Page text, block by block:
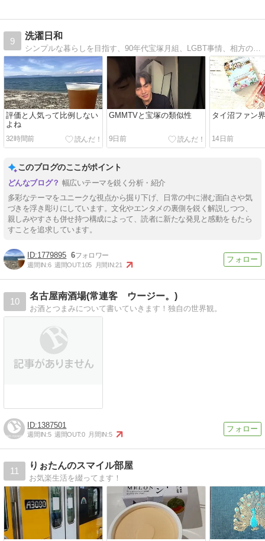
9
洗濯日和
シンプルな暮らしを目指す、90年代宝塚月組、LGBT事情、相方の自家製食品、ビール日記など。
評価と人気って比例しない
よね
32時間前
GMMTVと宝塚の類似性
9日前
タイ沼ファン
14日前
このブログのここがポイント
幅広いテーマを鋭く分析・紹介
多彩なテーマをユニークな視点から掘り下げ、日常の中に潜む面白さや気
づきを浮き彫りにしています。文化やエンタメの裏側を鋭く解説しつつ、
親しみやすさも併せ持つ構成によって、読者に新たな発見と感動をもたら
すことを追求しています。
1779895 6
週間IN:6 週間OUT:105 月間IN:21
10
名古屋南酒場(常連客 ウージー。)
お酒とつまみについて書いていきます！独自の世界観。
1387501
週間IN:5 週間OUT:0 月間IN:5
11
りぉたんのスマイル部屋
お気楽生活を綴ってます！